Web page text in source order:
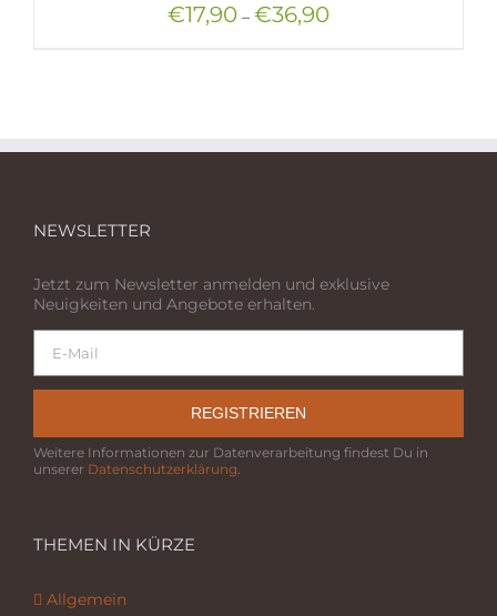
€17,90 – €36,90
NEWSLETTER
Jetzt zum Newsletter anmelden und exklusive
Neuigkeiten und Angebote erhalten.
REGISTRIEREN
Weitere Informationen zur Datenverarbeitung findest Du in
unserer Datenschutzerklärung.
THEMEN IN KÜRZE
Allgemein